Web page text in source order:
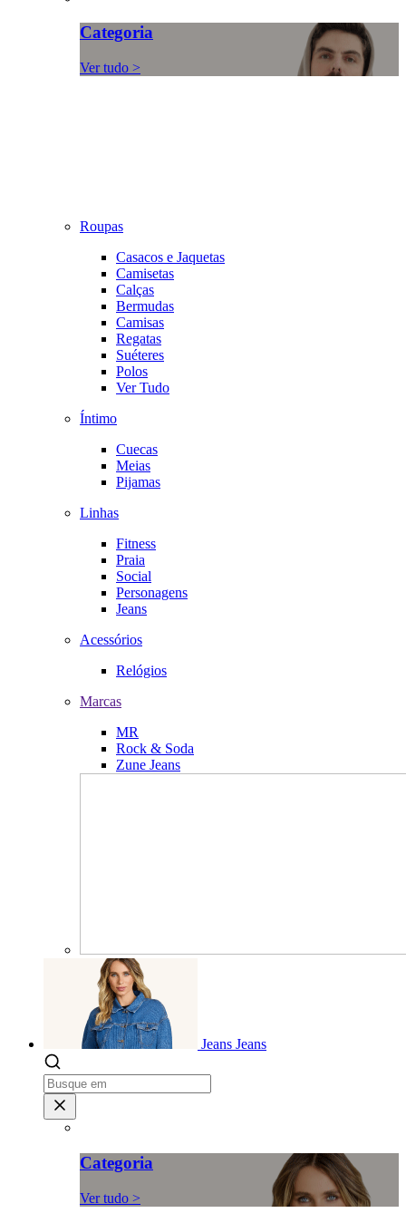
Categoria
Ver tudo >
Roupas
Casacos e Jaquetas
Camisetas
Calças
Bermudas
Camisas
Regatas
Suéteres
Polos
Ver Tudo
Íntimo
Cuecas
Meias
Pijamas
Linhas
Fitness
Praia
Social
Personagens
Jeans
Acessórios
Relógios
Marcas
MR
Rock & Soda
Zune Jeans
Jeans Jeans
Categoria
Ver tudo >